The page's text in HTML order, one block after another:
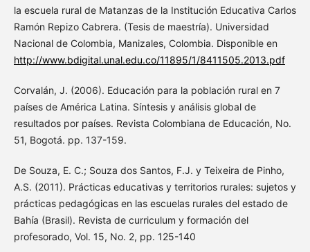
la escuela rural de Matanzas de la Institución Educativa Carlos
Ramón Repizo Cabrera. (Tesis de maestría). Universidad
Nacional de Colombia, Manizales, Colombia. Disponible en
http://www.bdigital.unal.edu.co/11895/1/8411505.2013.pdf
Corvalán, J. (2006). Educación para la población rural en 7
países de América Latina. Síntesis y análisis global de
resultados por países. Revista Colombiana de Educación, No.
51, Bogotá. pp. 137-159.
De Souza, E. C.; Souza dos Santos, F.J. y Teixeira de Pinho,
A.S. (2011). Prácticas educativas y territorios rurales: sujetos y
prácticas pedagógicas en las escuelas rurales del estado de
Bahía (Brasil). Revista de curriculum y formación del
profesorado, Vol. 15, No. 2, pp. 125-140